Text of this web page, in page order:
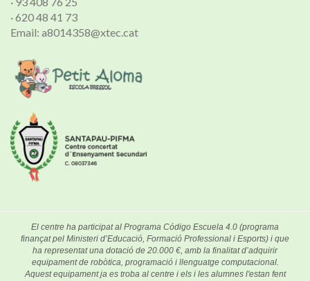
· 620 48 41 73
Email: a8014358@xtec.cat
El centre ha participat al Programa Código Escuela 4.0 (programa
finançat pel Ministeri d’Educació, Formació Professional i Esports) i que
ha representat una dotació de 20.000 €, amb la finalitat d’adquirir
equipament de robòtica, programació i llenguatge computacional.
Aquest equipament ja es troba al centre i els i les alumnes l'estan fent